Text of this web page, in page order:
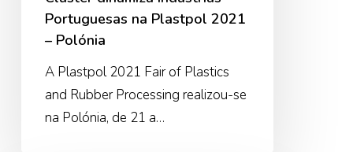
2021
Portuguesas na Plastpol 2021
– Polónia
A Plastpol 2021 Fair of Plastics
and Rubber Processing realizou-se
na Polónia, de 21 a…